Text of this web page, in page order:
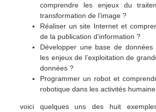
comprendre les enjeux du
transformation de l’image ?
Réaliser un site Internet et
de la publication d’information ?
Développer une base de données
les enjeux de l’exploitation de
données ?
Programmer un robot et
robotique dans les activités
voici quelques uns des huit